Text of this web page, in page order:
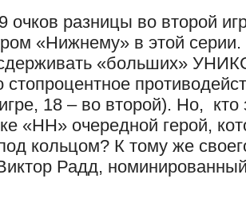
очков разницы во второй
«Нижнему» в этой
«больших»
стопроцентное
18 – во второй). Но, кто
«НН» очередной герой,
кольцом? К тому же
Радд,